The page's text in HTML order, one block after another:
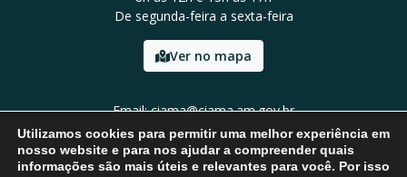
De segunda-feira a sexta-feira
Ver no mapa
Email: ciama@ciama.am.gov.br
Tel: (92) 2123 9999
Utilizamos cookies para permitir uma melhor experiência em
nosso website e para nos ajudar a compreender quais
informações são mais úteis e relevantes para você. Por isso